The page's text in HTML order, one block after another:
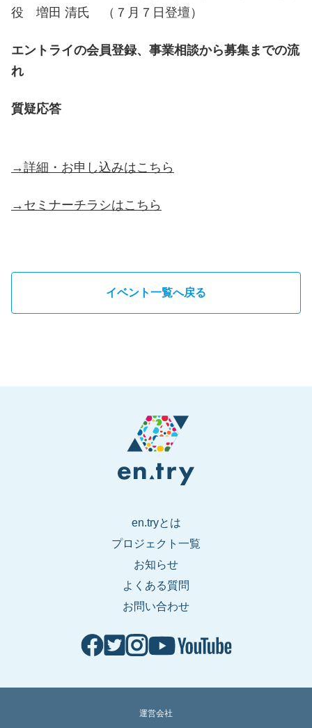
役 増田 清氏 （７月７日登壇）
エントライの会員登録、事業相談から募集までの流
れ
質疑応答
→詳細・お申し込みはこちら
→セミナーチラシはこちら
イベント一覧へ戻る
en.tryとは
プロジェクト一覧
お知らせ
よくある質問
お問い合わせ
運営会社